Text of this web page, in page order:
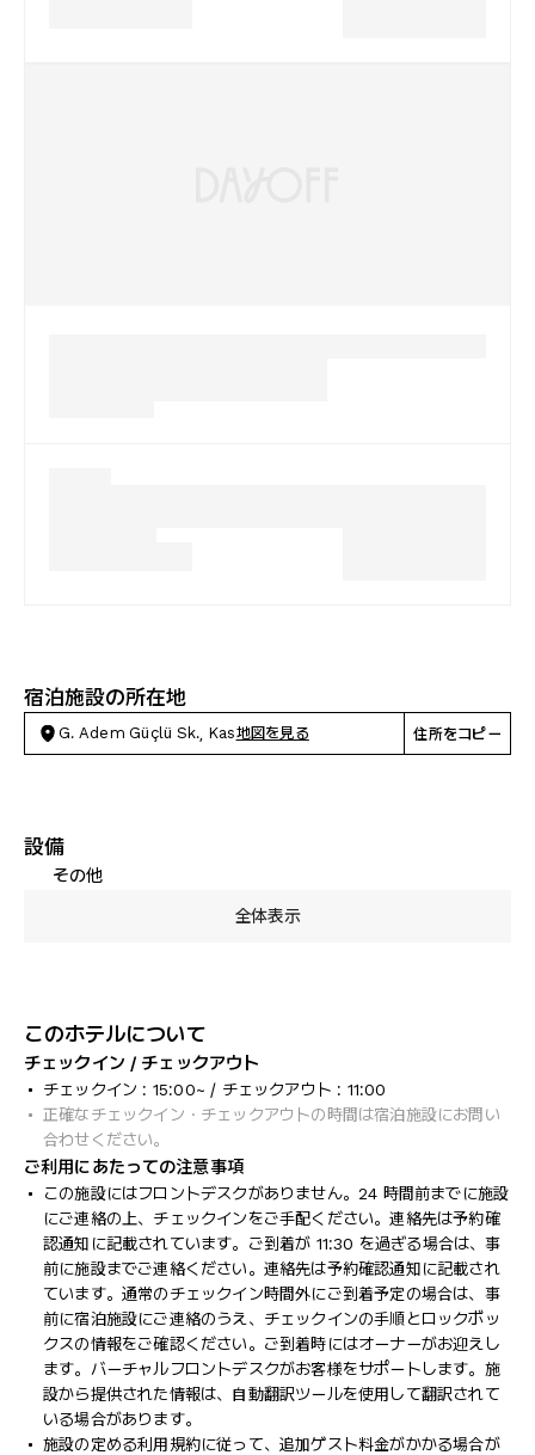
宿泊施設の所在地
G. Adem Güçlü Sk., Kas地図を見る 住所をコピー
設備
その他
全体表示
このホテルについて
チェックイン / チェックアウト
チェックイン : 15:00~ / チェックアウト : 11:00
正確なチェックイン・チェックアウトの時間は宿泊施設にお問い
合わせください。
ご利用にあたっての注意事項
この施設にはフロントデスクがありません。24 時間前までに施設
にご連絡の上、チェックインをご手配ください。連絡先は予約確
認通知に記載されています。ご到着が 11:30 を過ぎる場合は、事
前に施設までご連絡ください。連絡先は予約確認通知に記載され
ています。通常のチェックイン時間外にご到着予定の場合は、事
前に宿泊施設にご連絡のうえ、チェックインの手順とロックボッ
クスの情報をご確認ください。ご到着時にはオーナーがお迎えし
ます。バーチャルフロントデスクがお客様をサポートします。施
設から提供された情報は、自動翻訳ツールを使用して翻訳されて
いる場合があります。
施設の定める利用規約に従って、追加ゲスト料金がかかる場合が